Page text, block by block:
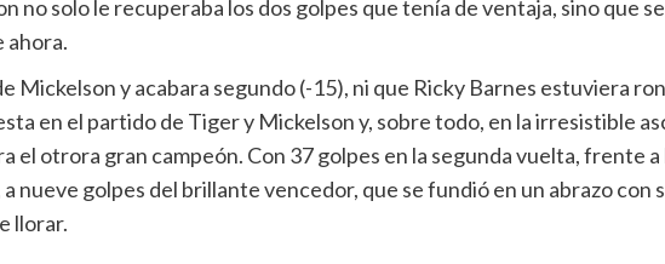
solo le recuperaba los dos golpes que tenía de ventaja, sino que
ahora.
Mickelson y acabara segundo (-15), ni que Ricky Barnes estuviera
en el partido de Tiger y Mickelson y, sobre todo, en la irresistible
el otrora gran campeón. Con 37 golpes en la segunda vuelta, frente
nueve golpes del brillante vencedor, que se fundió en un abrazo con
llorar.